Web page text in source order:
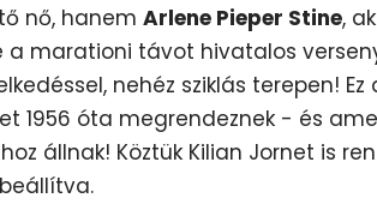
nő, hanem Arlene Pieper Stine,
marationi távot hivatalos
nehéz sziklás terepen! Ez
1956 óta megrendeznek - és
állnak! Köztük Kilian Jornet is